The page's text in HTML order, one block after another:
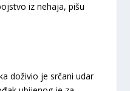
iz nehaja, pišu
doživio je srčani udar